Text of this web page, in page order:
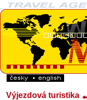
Výjezdová turistika